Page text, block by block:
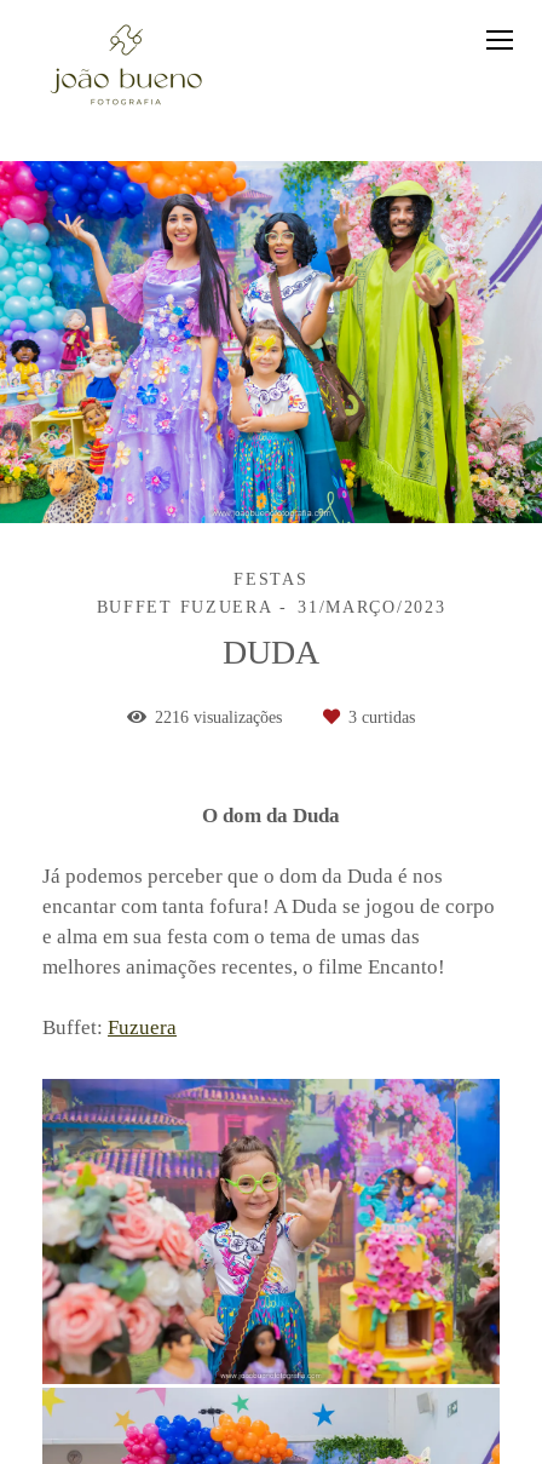
FESTAS
BUFFET FUZUERA
31/MARÇO/2023
DUDA
2216 visualizações 3 curtidas
O dom da Duda
Já podemos perceber que o dom da Duda é nos
encantar com tanta fofura! A Duda se jogou de corpo
e alma em sua festa com o tema de umas das
melhores animações recentes, o filme Encanto!
Buffet: Fuzuera